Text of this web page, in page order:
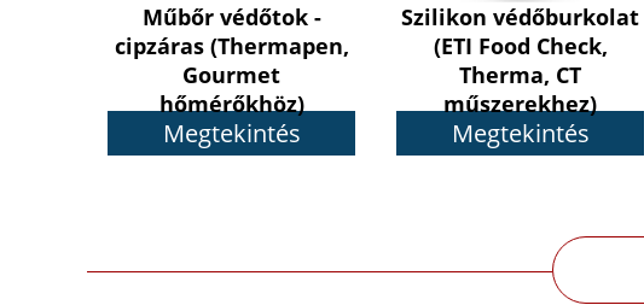
Műbőr védőtok -
cipzáras (Thermapen,
Gourmet
hőmérőkhöz)
Megtekintés
Szilikon védőburkolat
(ETI Food Check,
Therma, CT
műszerekhez)
Megtekintés